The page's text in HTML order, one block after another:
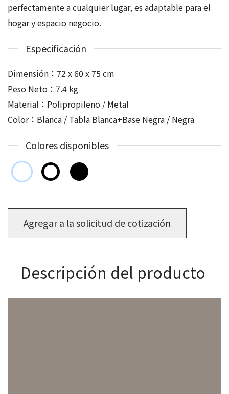
perfectamente a cualquier lugar, es adaptable para el
hogar y espacio negocio.
Especificación
Dimensión：72 x 60 x 75 cm
Peso Neto：7.4 kg
Material：Polipropileno / Metal
Color：Blanca / Tabla Blanca+Base Negra / Negra
Colores disponibles
Agregar a la solicitud de cotización
Descripción del producto